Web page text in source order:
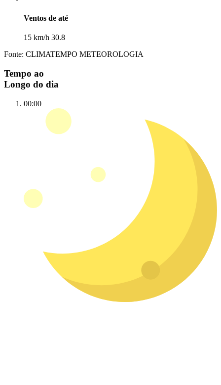
Ventos de até
15 km/h 30.8
Fonte: CLIMATEMPO METEOROLOGIA
Tempo ao
Longo do dia
00:00